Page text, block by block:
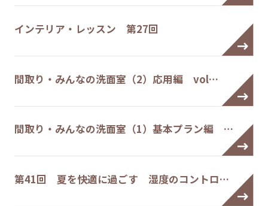
インテリア・レッスン 第27回
間取り・みんなの洗面室（2）応用編 vol…
間取り・みんなの洗面室（1）基本プラン編 …
第41回 夏を快適に過ごす 湿度のコントロ…